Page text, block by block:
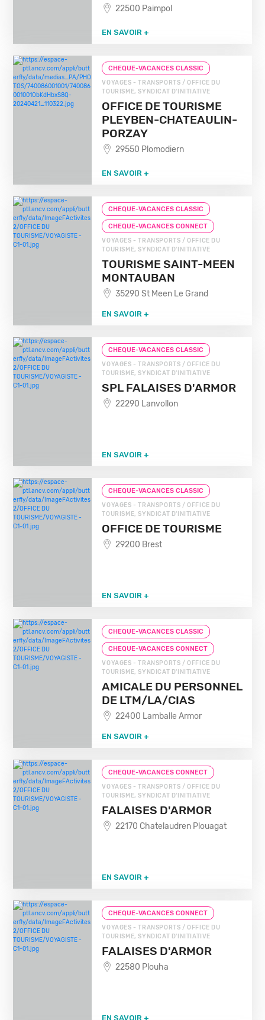
22500 Paimpol
EN SAVOIR +
CHEQUE-VACANCES CLASSIC
VOYAGES - TRANSPORTS / OFFICE DU
TOURISME, SYNDICAT D'INITIATIVE
OFFICE DE TOURISME
PLEYBEN-CHATEAULIN-
PORZAY
29550 Plomodiern
EN SAVOIR +
CHEQUE-VACANCES CLASSIC
CHEQUE-VACANCES CONNECT
VOYAGES - TRANSPORTS / OFFICE DU
TOURISME, SYNDICAT D'INITIATIVE
TOURISME SAINT-MEEN
MONTAUBAN
35290 St Meen Le Grand
EN SAVOIR +
CHEQUE-VACANCES CLASSIC
VOYAGES - TRANSPORTS / OFFICE DU
TOURISME, SYNDICAT D'INITIATIVE
SPL FALAISES D'ARMOR
22290 Lanvollon
EN SAVOIR +
CHEQUE-VACANCES CLASSIC
VOYAGES - TRANSPORTS / OFFICE DU
TOURISME, SYNDICAT D'INITIATIVE
OFFICE DE TOURISME
29200 Brest
EN SAVOIR +
CHEQUE-VACANCES CLASSIC
CHEQUE-VACANCES CONNECT
VOYAGES - TRANSPORTS / OFFICE DU
TOURISME, SYNDICAT D'INITIATIVE
AMICALE DU PERSONNEL
DE LTM/LA/CIAS
22400 Lamballe Armor
EN SAVOIR +
CHEQUE-VACANCES CONNECT
VOYAGES - TRANSPORTS / OFFICE DU
TOURISME, SYNDICAT D'INITIATIVE
FALAISES D'ARMOR
22170 Chatelaudren Plouagat
EN SAVOIR +
CHEQUE-VACANCES CONNECT
VOYAGES - TRANSPORTS / OFFICE DU
TOURISME, SYNDICAT D'INITIATIVE
FALAISES D'ARMOR
22580 Plouha
EN SAVOIR +